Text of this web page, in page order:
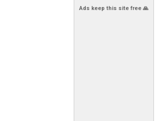
Ads keep this site free 🙏